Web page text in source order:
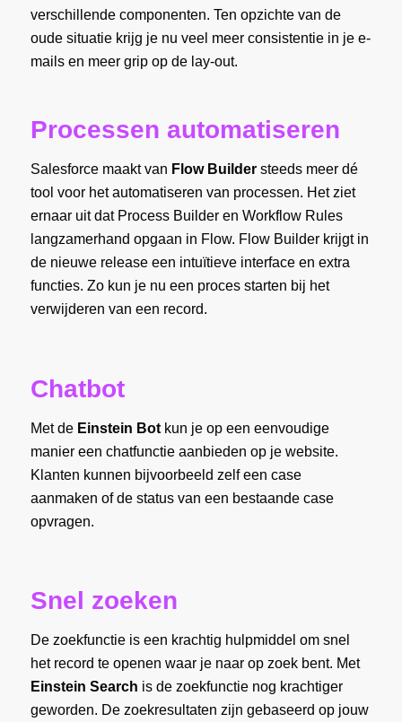
verschillende componenten. Ten opzichte van de
oude situatie krijg je nu veel meer consistentie in je e-
mails en meer grip op de lay-out.
Processen automatiseren
Salesforce maakt van Flow Builder steeds meer dé
tool voor het automatiseren van processen. Het ziet
ernaar uit dat Process Builder en Workflow Rules
langzamerhand opgaan in Flow. Flow Builder krijgt in
de nieuwe release een intuïtieve interface en extra
functies. Zo kun je nu een proces starten bij het
verwijderen van een record.
Chatbot
Met de Einstein Bot kun je op een eenvoudige
manier een chatfunctie aanbieden op je website.
Klanten kunnen bijvoorbeeld zelf een case
aanmaken of de status van een bestaande case
opvragen.
Snel zoeken
De zoekfunctie is een krachtig hulpmiddel om snel
het record te openen waar je naar op zoek bent. Met
Einstein Search is de zoekfunctie nog krachtiger
geworden. De zoekresultaten zijn gebaseerd op jouw